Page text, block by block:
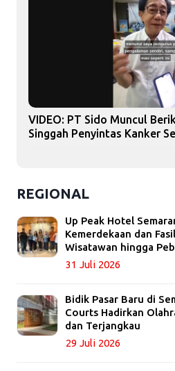
VIDEO: PT Sido Muncul
Singgah Penyintas Kanker
REGIONAL
Up Peak Hotel
Kemerdekaan dan
Wisatawan hingga
31 Juli 2026
Bidik Pasar Baru di
Courts Hadirkan
dan Terjangkau
29 Juli 2026